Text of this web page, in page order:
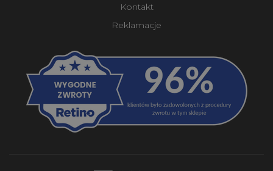
Kontakt
Reklamacje